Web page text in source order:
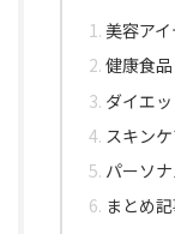
美容ア
健康食
ダイエ
スキン
パーソ
まとめ